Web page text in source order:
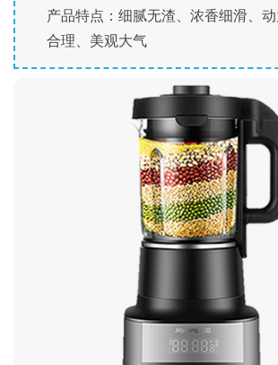
产品特点：细腻无渣、浓香细滑、
合理、美观大气